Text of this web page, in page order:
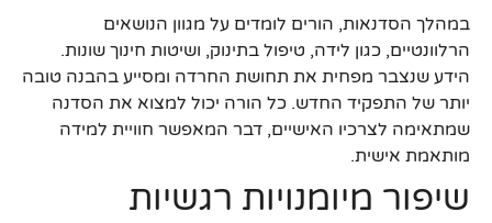
במהלך הסדנאות, הורים לומדים על מגוון הנושאים
הרלוונטיים, כגון לידה, טיפול בתינוק, ושיטות חינוך שונות.
הידע שנצבר מפחית את תחושת החרדה ומסייע בהבנה טובה
יותר של התפקיד החדש. כל הורה יכול למצוא את הסדנה
שמתאימה לצרכיו האישיים, דבר המאפשר חוויית למידה
מותאמת אישית.
שיפור מיומנויות רגשיות